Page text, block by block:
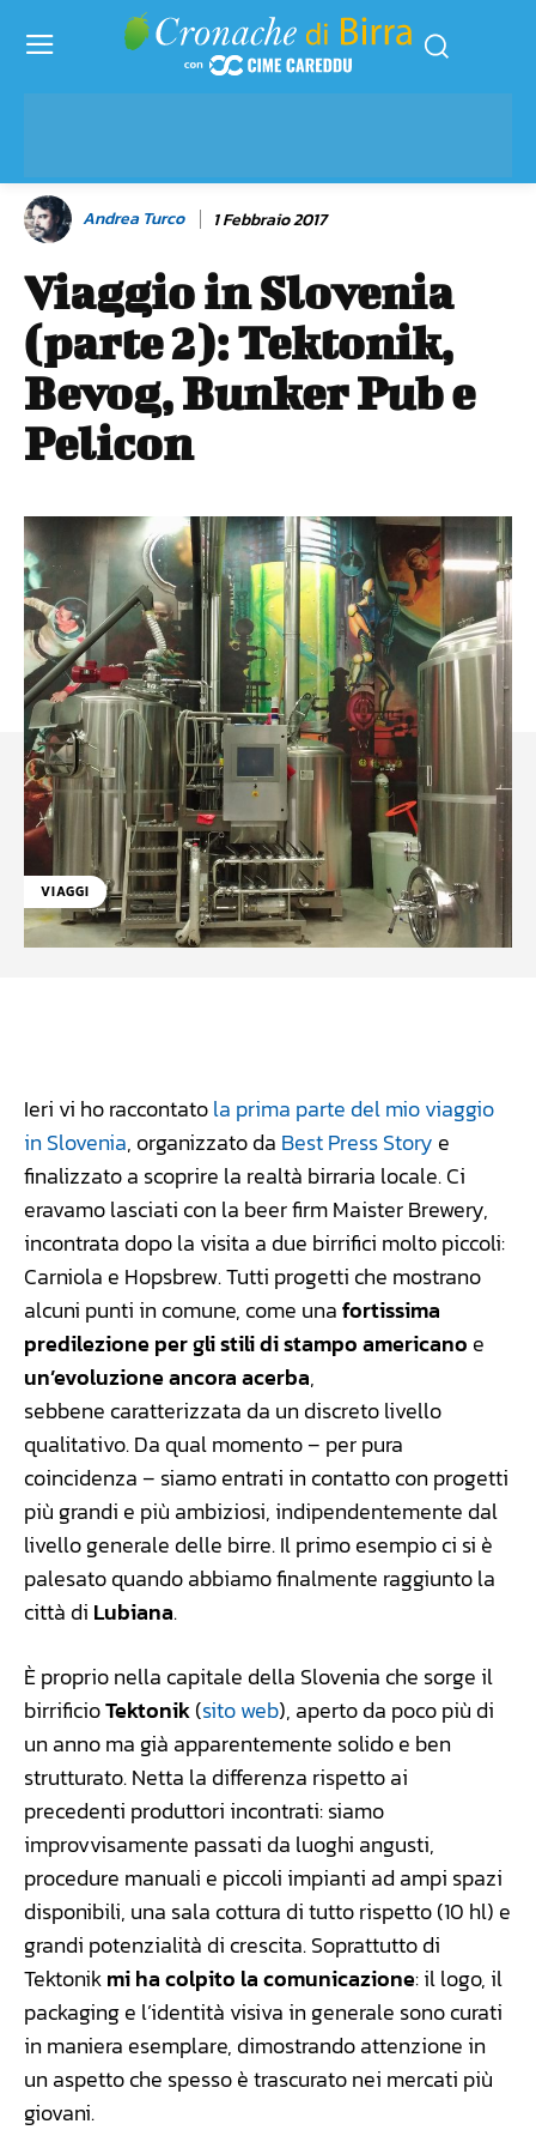
Andrea Turco 1 Febbraio 2017
Viaggio in Slovenia
(parte 2): Tektonik,
Bevog, Bunker Pub e
Pelicon
VIAGGI
Ieri vi ho raccontatola prima parte del mio viaggio
in Slovenia, organizzato da Best Press Story e
finalizzato a scoprire la realtà birraria locale. Ci
eravamo lasciati con la beer firm Maister Brewery,
incontrata dopo la visita a due birrifici molto piccoli:
Carniola e Hopsbrew. Tutti progetti che mostrano
alcuni punti in comune, come unafortissima
predilezione per gli stili di stampo americano e
un’evoluzione ancora acerba,
sebbene caratterizzata da un discreto livello
qualitativo. Da qual momento – per pura
coincidenza – siamo entrati in contatto con progetti
più grandi e più ambiziosi, indipendentemente dal
livello generale delle birre. Il primo esempio ci si è
palesato quando abbiamo finalmente raggiunto la
città di Lubiana.
È proprio nella capitale della Slovenia che sorge il
birrificioTektonik(sito web), aperto da poco più di
un anno ma già apparentemente solido e ben
strutturato. Netta la differenza rispetto ai
precedenti produttori incontrati: siamo
improvvisamente passati da luoghi angusti,
procedure manuali e piccoli impianti ad ampi spazi
disponibili, una sala cottura di tutto rispetto (10 hl) e
grandi potenzialità di crescita. Soprattutto di
Tektonikmi ha colpito la comunicazione: il logo, il
packaging e l’identità visiva in generale sono curati
in maniera esemplare, dimostrando attenzione in
un aspetto che spesso è trascurato nei mercati più
giovani.